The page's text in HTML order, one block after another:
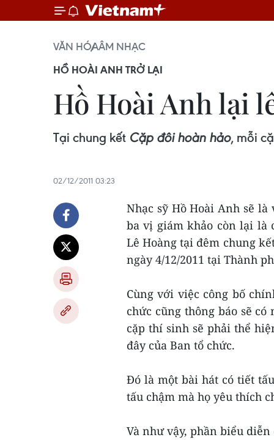
VĂN HÓAÂM NHẠC
HỒ HOÀI ANH TRỞ LẠI
Hồ Hoài Anh lại
Tại chung kết Cặp đôi hoàn hảo, mỗi
02/12/2011 03:23
Nhạc sỹ Hồ Hoài Anh sẽ
ba vị giám khảo còn lại là
Lê Hoàng tại đêm chung
ngày 4/12/2011 tại Thành
Cùng với việc công bố
chức cũng thông báo sẽ
cặp thí sinh sẽ phải thể
đây của Ban tổ chức.
Đó là một bài hát có tiết
tấu chậm mà họ yêu thích
Và như vậy, phần biểu